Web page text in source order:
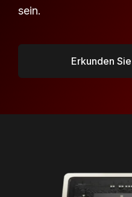
sein.
Erkunden